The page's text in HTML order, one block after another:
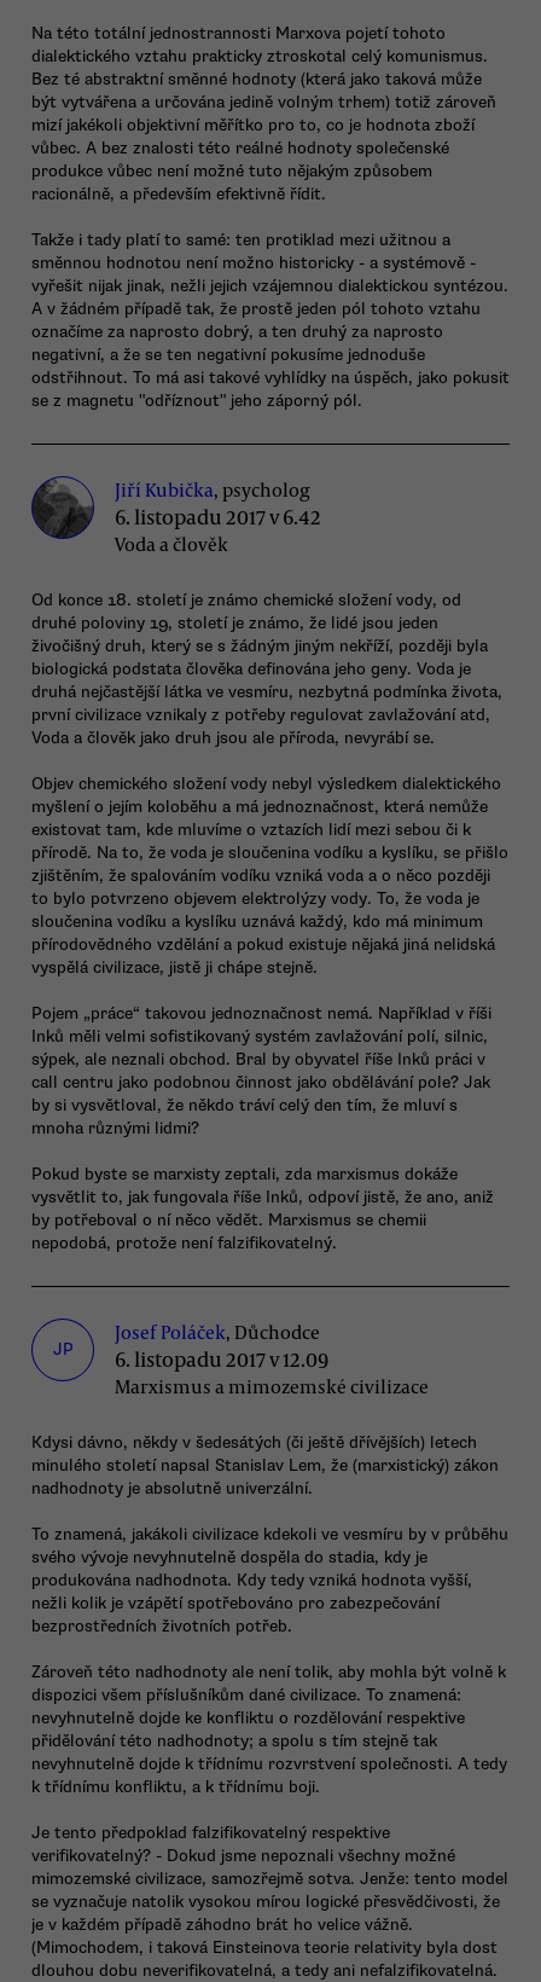
Na této totální jednostrannosti Marxova pojetí tohoto
dialektického vztahu prakticky ztroskotal celý komunismus.
Bez té abstraktní směnné hodnoty (která jako taková může
být vytvářena a určována jedině volným trhem) totiž zároveň
mizí jakékoli objektivní měřítko pro to, co je hodnota zboží
vůbec. A bez znalosti této reálné hodnoty společenské
produkce vůbec není možné tuto nějakým způsobem
racionálně, a především efektivně řídit.
Takže i tady platí to samé: ten protiklad mezi užitnou a
směnnou hodnotou není možno historicky - a systémově -
vyřešit nijak jinak, nežli jejich vzájemnou dialektickou syntézou.
A v žádném případě tak, že prostě jeden pól tohoto vztahu
označíme za naprosto dobrý, a ten druhý za naprosto
negativní, a že se ten negativní pokusíme jednoduše
odstřihnout. To má asi takové vyhlídky na úspěch, jako pokusit
se z magnetu "odříznout" jeho záporný pól.
Jiří Kubička, psycholog
6. listopadu 2017 v 6.42
Voda a člověk
Od konce 18. století je známo chemické složení vody, od
druhé poloviny 19, století je známo, že lidé jsou jeden
živočišný druh, který se s žádným jiným nekříží, později byla
biologická podstata člověka definována jeho geny. Voda je
druhá nejčastější látka ve vesmíru, nezbytná podmínka života,
první civilizace vznikaly z potřeby regulovat zavlažování atd,
Voda a člověk jako druh jsou ale příroda, nevyrábí se.
Objev chemického složení vody nebyl výsledkem dialektického
myšlení o jejím koloběhu a má jednoznačnost, která nemůže
existovat tam, kde mluvíme o vztazích lidí mezi sebou či k
přírodě. Na to, že voda je sloučenina vodíku a kyslíku, se přišlo
zjištěním, že spalováním vodíku vzniká voda a o něco později
to bylo potvrzeno objevem elektrolýzy vody. To, že voda je
sloučenina vodíku a kyslíku uznává každý, kdo má minimum
přírodovědného vzdělání a pokud existuje nějaká jiná nelidská
vyspělá civilizace, jistě ji chápe stejně.
Pojem „práce“ takovou jednoznačnost nemá. Například v říši
Inků měli velmi sofistikovaný systém zavlažování polí, silnic,
sýpek, ale neznali obchod. Bral by obyvatel říše Inků práci v
call centru jako podobnou činnost jako obdělávání pole? Jak
by si vysvětloval, že někdo tráví celý den tím, že mluví s
mnoha různými lidmi?
Pokud byste se marxisty zeptali, zda marxismus dokáže
vysvětlit to, jak fungovala říše Inků, odpoví jistě, že ano, aniž
by potřeboval o ní něco vědět. Marxismus se chemii
nepodobá, protože není falzifikovatelný.
JP
Josef Poláček, Důchodce
6. listopadu 2017 v 12.09
Marxismus a mimozemské civilizace
Kdysi dávno, někdy v šedesátých (či ještě dřívějších) letech
minulého století napsal Stanislav Lem, že (marxistický) zákon
nadhodnoty je absolutně univerzální.
To znamená, jakákoli civilizace kdekoli ve vesmíru by v průběhu
svého vývoje nevyhnutelně dospěla do stadia, kdy je
produkována nadhodnota. Kdy tedy vzniká hodnota vyšší,
nežli kolik je vzápětí spotřebováno pro zabezpečování
bezprostředních životních potřeb.
Zároveň této nadhodnoty ale není tolik, aby mohla být volně k
dispozici všem příslušníkům dané civilizace. To znamená:
nevyhnutelně dojde ke konfliktu o rozdělování respektive
přidělování této nadhodnoty; a spolu s tím stejně tak
nevyhnutelně dojde k třídnímu rozvrstvení společnosti. A tedy
k třídnímu konfliktu, a k třídnímu boji.
Je tento předpoklad falzifikovatelný respektive
verifikovatelný? - Dokud jsme nepoznali všechny možné
mimozemské civilizace, samozřejmě sotva. Jenže: tento model
se vyznačuje natolik vysokou mírou logické přesvědčivosti, že
je v každém případě záhodno brát ho velice vážně.
(Mimochodem, i taková Einsteinova teorie relativity byla dost
dlouhou dobu neverifikovatelná, a tedy ani nefalzifikovatelná.